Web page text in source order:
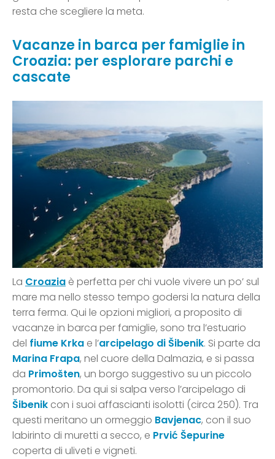
resta che scegliere la meta.
Vacanze in barca per famiglie in
Croazia: per esplorare parchi e
cascate
La Croazia è perfetta per chi vuole vivere un po’ sul
mare ma nello stesso tempo godersi la natura della
terra ferma. Qui le opzioni migliori, a proposito di
vacanze in barca per famiglie, sono tra l’estuario
del fiume Krka e l’arcipelago di Šibenik. Si parte da
Marina Frapa, nel cuore della Dalmazia, e si passa
da Primošten, un borgo suggestivo su un piccolo
promontorio. Da qui si salpa verso l’arcipelago di
Šibenik con i suoi affascianti isolotti (circa 250). Tra
questi meritano un ormeggio Bavjenac, con il suo
labirinto di muretti a secco, e Prvić Šepurine
coperta di uliveti e vigneti.